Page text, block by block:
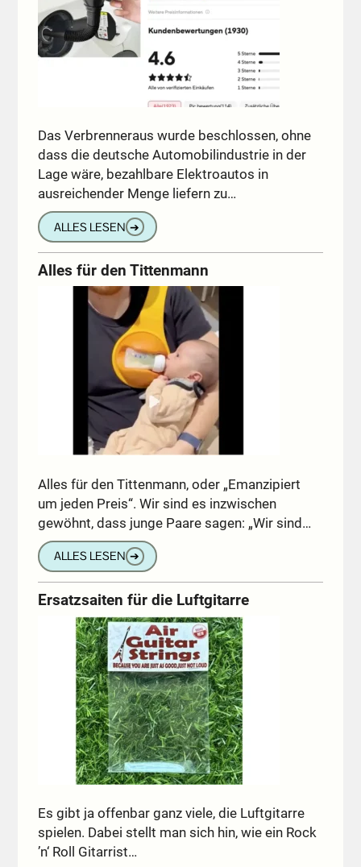
Das Verbrenneraus wurde beschlossen, ohne
dass die deutsche Automobilindustrie in der
Lage wäre, bezahlbare Elektroautos in
ausreichender Menge liefern zu…
ALLES LESEN ➔
Alles für den Tittenmann
Alles für den Tittenmann, oder „Emanzipiert
um jeden Preis“. Wir sind es inzwischen
gewöhnt, dass junge Paare sagen: „Wir sind…
ALLES LESEN ➔
Ersatzsaiten für die Luftgitarre
Es gibt ja offenbar ganz viele, die Luftgitarre
spielen. Dabei stellt man sich hin, wie ein Rock
’n‘ Roll Gitarrist…